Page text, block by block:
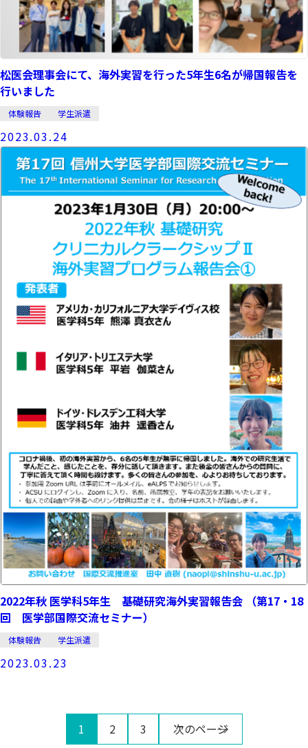
松医会理事会にて、海外実習を行った5年生6名が帰国報告を
行いました
体験報告 学生派遣
2023.03.24
2022年秋 医学科5年生 基礎研究海外実習報告会 （第17・18
回 医学部国際交流セミナー）
体験報告 学生派遣
2023.03.23
1 2 3 次のページ